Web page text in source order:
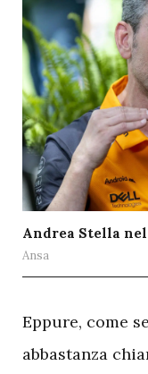
Andrea Stella nel
Ansa
Eppure, come
abbastanza